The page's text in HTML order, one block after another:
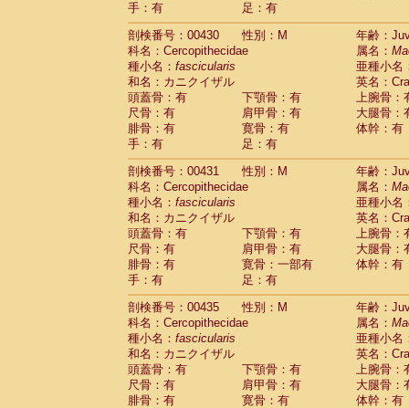
手：有
足：有
剖検番号：00430
性別：M
年齢：
科名：Cercopithecidae
属名：
種小名： fascicularis
亜種小名
和名：カニクイザル
英名：
頭蓋骨：有
下顎骨：有
上腕骨：
尺骨：有
肩甲骨：有
大腿骨：
腓骨：有
寛骨：有
体幹：有
手：有
足：有
剖検番号：00431
性別：M
年齢：
科名：Cercopithecidae
属名：
種小名： fascicularis
亜種小名
和名：カニクイザル
英名：
頭蓋骨：有
下顎骨：有
上腕骨：
尺骨：有
肩甲骨：有
大腿骨：
腓骨：有
寛骨：一部有
体幹：有
手：有
足：有
剖検番号：00435
性別：M
年齢：
科名：Cercopithecidae
属名：
種小名： fascicularis
亜種小名
和名：カニクイザル
英名：
頭蓋骨：有
下顎骨：有
上腕骨：
尺骨：有
肩甲骨：有
大腿骨：
腓骨：有
寛骨：有
体幹：有